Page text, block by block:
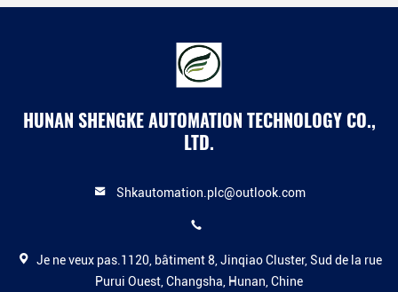
HUNAN SHENGKE AUTOMATION TECHNOLOGY CO.,
LTD.
Shkautomation.plc@outlook.com
Je ne veux pas.1120, bâtiment 8, Jinqiao Cluster, Sud de la rue
Purui Ouest, Changsha, Hunan, Chine